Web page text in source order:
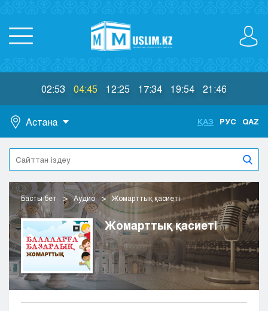
02:53 04:45 12:25 17:34 19:54 21:46
Астана
Астана
Алматы
Актобе
Атырау
Жезказган
Караганда
Кокшетау
Костанай
Кызылорда
ҚАЗ РУС QAZ
Басты бет Аудио Жомарттық қасиеті
Жомарттық қасиеті